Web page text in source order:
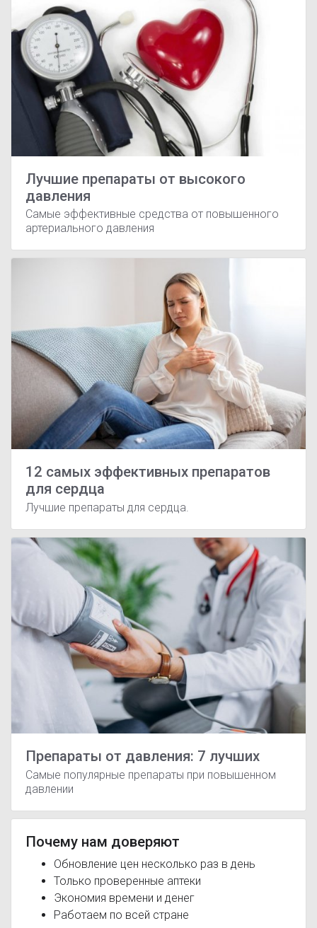
Лучшие препараты от высокого
давления
Самые эффективные средства от повышенного
артериального давления
12 самых эффективных препаратов
для сердца
Лучшие препараты для сердца.
Препараты от давления: 7 лучших
Самые популярные препараты при повышенном
давлении
Почему нам доверяют
Обновление цен несколько раз в день
Только проверенные аптеки
Экономия времени и денег
Работаем по всей стране